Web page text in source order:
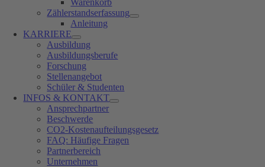
Warenkorb
Zählerstandserfassung
Anleitung
KARRIERE
Ausbildung
Ausbildungsberufe
Forschung
Stellenangebot
Schüler & Studenten
INFOS & KONTAKT
Ansprechpartner
Beschwerde
CO2-Kostenaufteilungsgesetz
FAQ: Häufige Fragen
Partnerbereich
Unternehmen